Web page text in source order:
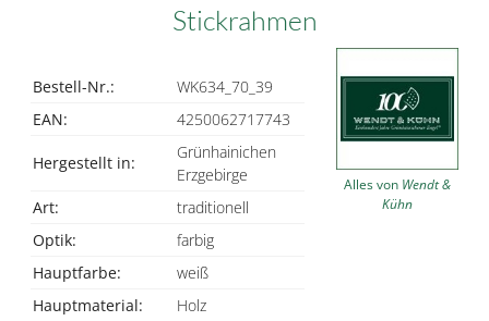
Stickrahmen
Bestell-Nr.:
WK634_70_39
EAN:
4250062717743
Hergestellt in:
Grünhainichen
Erzgebirge
Art:
traditionell
Optik:
farbig
Hauptfarbe:
weiß
Hauptmaterial:
Holz
Alles von Wendt &
Kühn